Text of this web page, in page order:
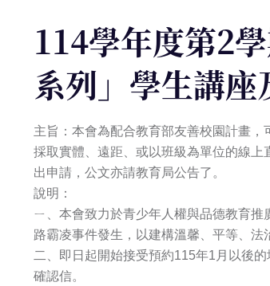
114學年度第2
系列」學生講
主旨：本會為配合教育部友善校園計畫，
採取實體、遠距、或以班級為單位的線
出申請，公文亦請教育局公告了。
說明：
ㄧ、本會致力於青少年人權與品德教育
路霸凌事件發生，以建構溫馨、平等、法
二、即日起開始接受預約115年1月以後
確認信。